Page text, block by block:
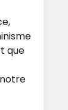
que